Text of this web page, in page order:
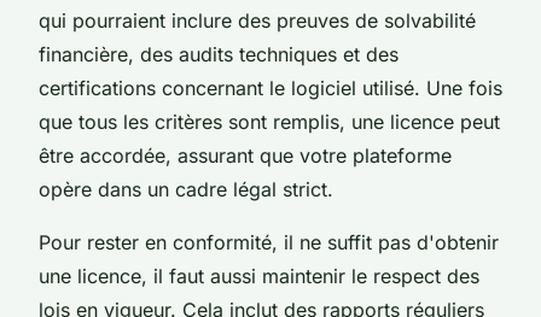
qui pourraient inclure des preuves de solvabilité
financière, des audits techniques et des
certifications concernant le logiciel utilisé. Une fois
que tous les critères sont remplis, une licence peut
être accordée, assurant que votre plateforme
opère dans un cadre légal strict.
Pour rester en conformité, il ne suffit pas d'obtenir
une licence, il faut aussi maintenir le respect des
lois en vigueur. Cela inclut des rapports réguliers